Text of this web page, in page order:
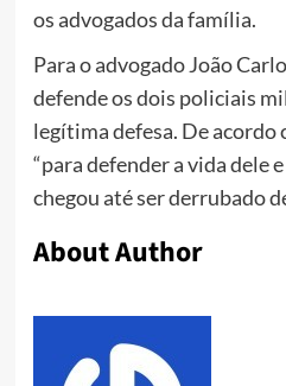
os advogados da família.
Para o advogado João
defende os dois policiais
legítima defesa. De acordo
“para defender a vida dele
chegou até ser derrubado
About Author